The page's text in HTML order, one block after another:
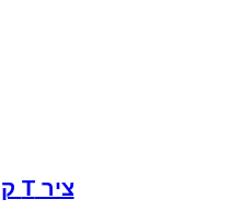
ציר T קטן שחור